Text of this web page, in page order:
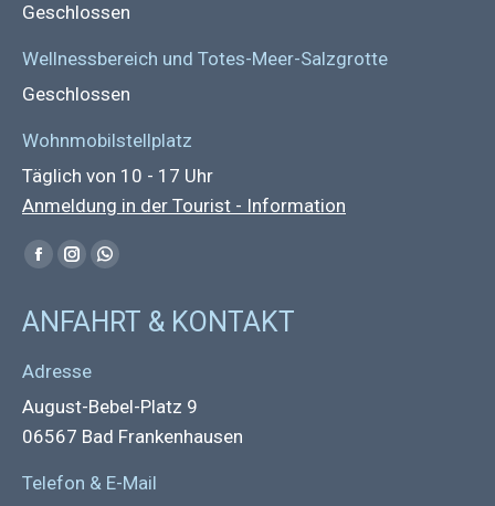
Geschlossen
Wellnessbereich und Totes-Meer-Salzgrotte
Geschlossen
Wohnmobilstellplatz
Täglich von 10 - 17 Uhr
Anmeldung in der Tourist - Information
Find us on:
Facebook
opens
new
window
Instagram
opens
new
window
Whatsapp
opens
window
ANFAHRT & KONTAKT
Adresse
August-Bebel-Platz 9
06567 Bad Frankenhausen
Telefon & E-Mail